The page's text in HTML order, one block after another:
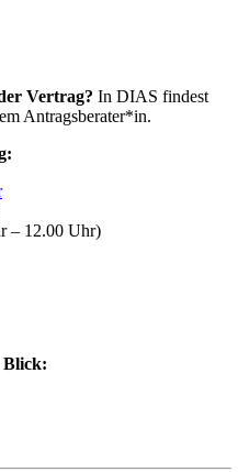
Vertrag? In DIAS findest
Antragsberater*in.
– 12.00 Uhr)
Blick: